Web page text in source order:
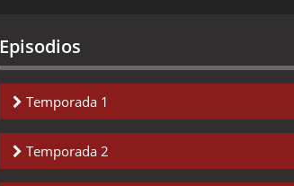
Episodios
Temporada 1
Capitulo 1-
Capitulo 2-The Road Less Traveled
Temporada 2